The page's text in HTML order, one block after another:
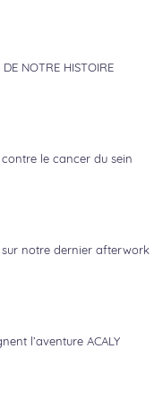
NOTRE HISTOIRE
contre le cancer du sein
sur notre dernier afterwork
l’aventure ACALY